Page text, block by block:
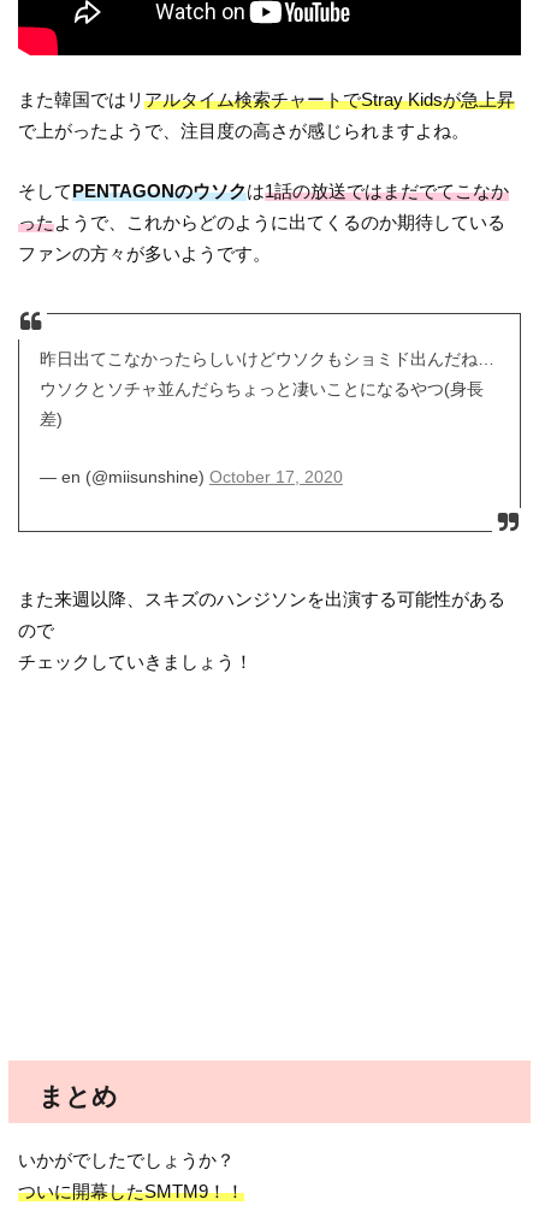
また韓国ではリアルタイム検索チャートでStray Kidsが急上昇
で上がったようで、注目度の高さが感じられますよね。
そしてPENTAGONのウソクは1話の放送ではまだでてこなか
ったようで、これからどのように出てくるのか期待している
ファンの方々が多いようです。
昨日出てこなかったらしいけどウソクもショミド出んだね…
ウソクとソチャ並んだらちょっと凄いことになるやつ(身長
差)
— en (@miisunshine) October 17, 2020
また来週以降、スキズのハンジソンを出演する可能性がある
ので
チェックしていきましょう！
まとめ
いかがでしたでしょうか？
ついに開幕したSMTM9！！